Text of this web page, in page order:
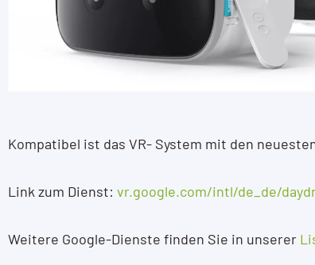
Kompatibel ist das VR- System mit den
Link zum Dienst: vr.google.com/intl/de_de/
Weitere Google-Dienste finden Sie in unserer